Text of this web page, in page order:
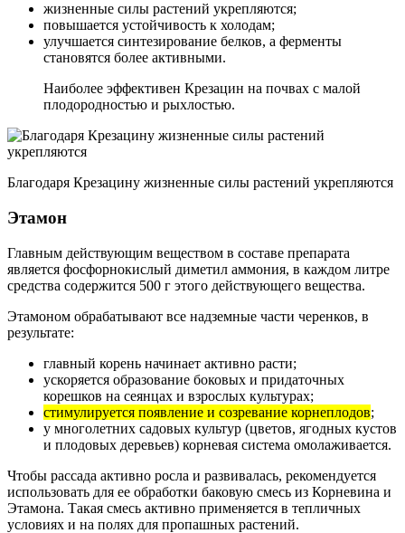
жизненные силы растений укрепляются;
повышается устойчивость к холодам;
улучшается синтезирование белков, а ферменты
становятся более активными.
Наиболее эффективен Крезацин на почвах с малой
плодородностью и рыхлостью.
Благодаря Крезацину жизненные силы растений укрепляются
Этамон
Главным действующим веществом в составе препарата
является фосфорнокислый диметил аммония, в каждом литре
средства содержится 500 г этого действующего вещества.
Этамоном обрабатывают все надземные части черенков, в
результате:
главный корень начинает активно расти;
ускоряется образование боковых и придаточных
корешков на сеянцах и взрослых культурах;
стимулируется появление и созревание корнеплодов;
у многолетних садовых культур (цветов, ягодных кустов
и плодовых деревьев) корневая система омолаживается.
Чтобы рассада активно росла и развивалась, рекомендуется
использовать для ее обработки баковую смесь из Корневина и
Этамона. Такая смесь активно применяется в тепличных
условиях и на полях для пропашных растений.